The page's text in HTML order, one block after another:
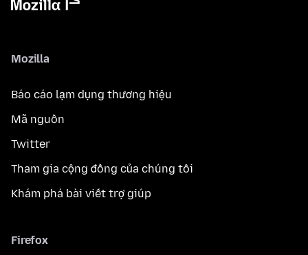
Mozilla
Báo cáo lạm dụng thương hiệu
Mã nguồn
Twitter
Tham gia cộng đồng của chúng tôi
Khám phá bài viết trợ giúp
Firefox